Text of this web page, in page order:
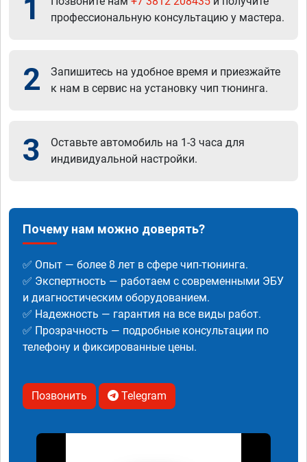
1
профессиональную консультацию у мастера.
2
Запишитесь на удобное время и приезжайте
к нам в сервис на установку чип тюнинга.
3
Оставьте автомобиль на 1-3 часа для
индивидуальной настройки.
Почему нам можно доверять?
✅ Опыт — более 8 лет в сфере чип-тюнинга.
✅ Экспертность — работаем с современными ЭБУ
и диагностическим оборудованием.
✅ Надежность — гарантия на все виды работ.
✅ Прозрачность — подробные консультации по
телефону и фиксированные цены.
Позвонить Telegram